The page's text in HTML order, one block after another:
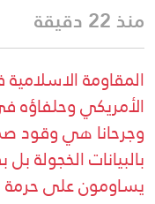
منذ 22 دقيقة
المقاومة
الأمريكي وحلفاؤه
وجرحانا هي وقود
بالبيانات الخجولة
يساومون على حرمة